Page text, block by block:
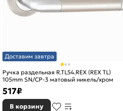
Доставим завтра
Ручка раздельная R.TL54.REX (REX TL)
105mm SN/CP-3 матовый никель/хром
517₽
В корзину